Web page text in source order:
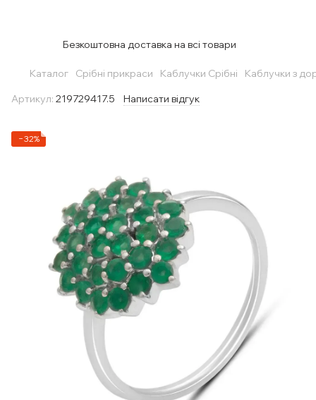
Безкоштовна доставка на всі товари
Каталог Срібні прикраси Каблучки Срібні
Каблучки з
Артикул: 219729417.5 Написати відгук
−32%